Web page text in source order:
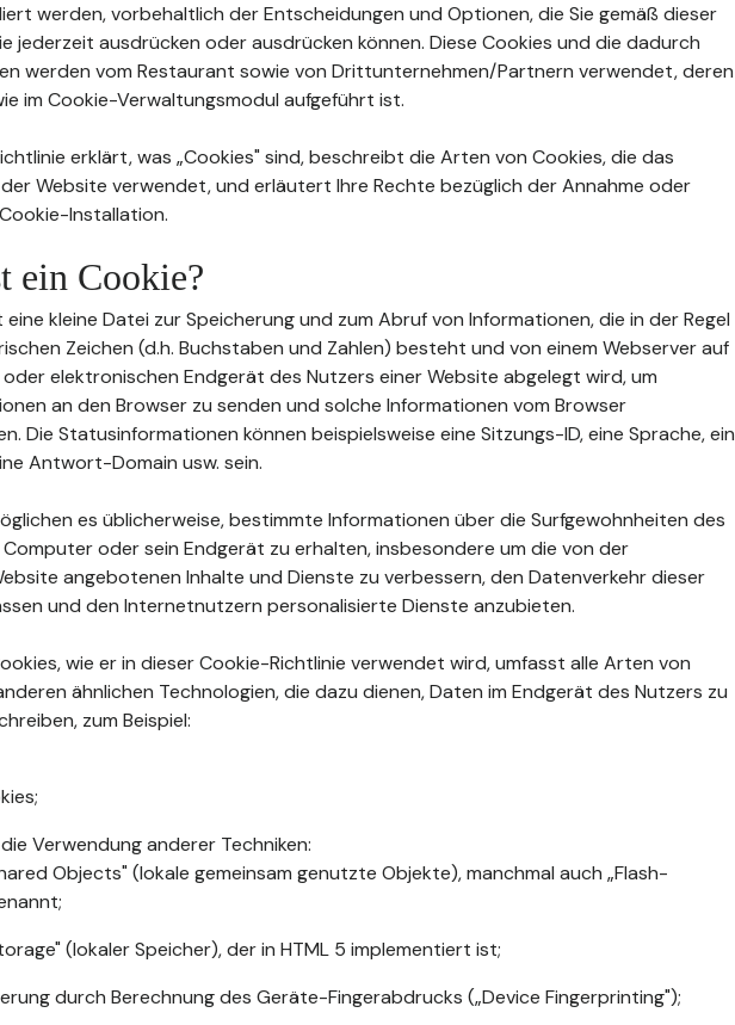
werden, vorbehaltlich der Entscheidungen und Optionen, die Sie gemäß dieser
jederzeit ausdrücken oder ausdrücken können. Diese Cookies und die dadurch
werden vom Restaurant sowie von Drittunternehmen/Partnern verwendet, deren
im Cookie-Verwaltungsmodul aufgeführt ist.
erklärt, was „Cookies" sind, beschreibt die Arten von Cookies, die das
Website verwendet, und erläutert Ihre Rechte bezüglich der Annahme oder
Installation.
ein Cookie?
eine kleine Datei zur Speicherung und zum Abruf von Informationen, die in der Regel
Zeichen (d.h. Buchstaben und Zahlen) besteht und von einem Webserver auf
elektronischen Endgerät des Nutzers einer Website abgelegt wird, um
an den Browser zu senden und solche Informationen vom Browser
Die Statusinformationen können beispielsweise eine Sitzungs-ID, eine Sprache, ein
Antwort-Domain usw. sein.
es üblicherweise, bestimmte Informationen über die Surfgewohnheiten des
Computer oder sein Endgerät zu erhalten, insbesondere um die von der
angebotenen Inhalte und Dienste zu verbessern, den Datenverkehr dieser
und den Internetnutzern personalisierte Dienste anzubieten.
wie er in dieser Cookie-Richtlinie verwendet wird, umfasst alle Arten von
ähnlichen Technologien, die dazu dienen, Daten im Endgerät des Nutzers zu
zum Beispiel:
Verwendung anderer Techniken:
Objects" (lokale gemeinsam genutzte Objekte), manchmal auch „Flash-
(lokaler Speicher), der in HTML 5 implementiert ist;
durch Berechnung des Geräte-Fingerabdrucks („Device Fingerprinting");